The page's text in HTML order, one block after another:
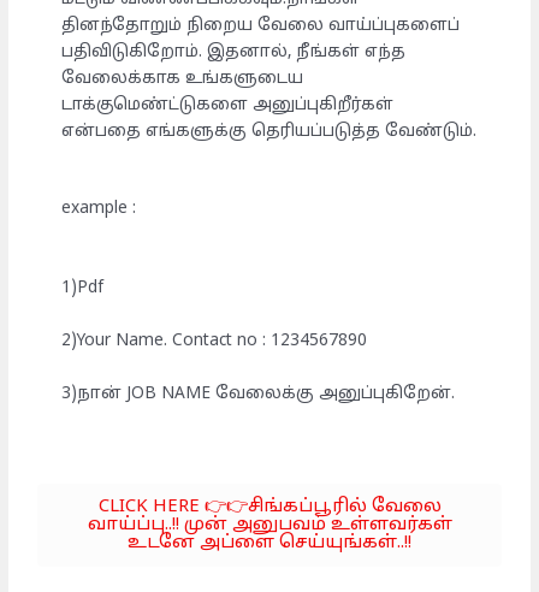
தினந்தோறும் நிறைய வேலை வாய்ப்புகளைப்
பதிவிடுகிறோம். இதனால், நீங்கள் எந்த
வேலைக்காக உங்களுடைய
டாக்குமெண்ட்டுகளை அனுப்புகிறீர்கள்
என்பதை எங்களுக்கு தெரியப்படுத்த வேண்டும்.
example :
1)Pdf
2)Your Name. Contact no : 1234567890
3)நான் JOB NAME வேலைக்கு அனுப்புகிறேன்.
CLICK HERE 👉👉சிங்கப்பூரில் வேலை
வாய்ப்பு..!! முன் அனுபவம் உள்ளவர்கள்
உடனே அப்ளை செய்யுங்கள்..!!